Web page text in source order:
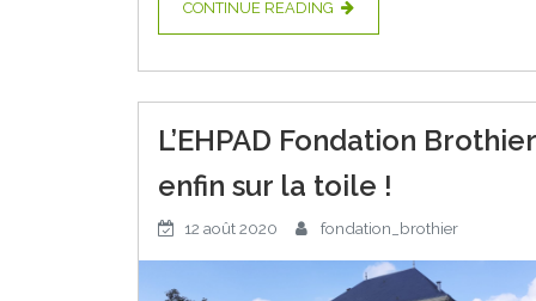
CONTINUE READING
L’EHPAD Fondation Brothier
enfin sur la toile !
12 août 2020 fondation_brothier